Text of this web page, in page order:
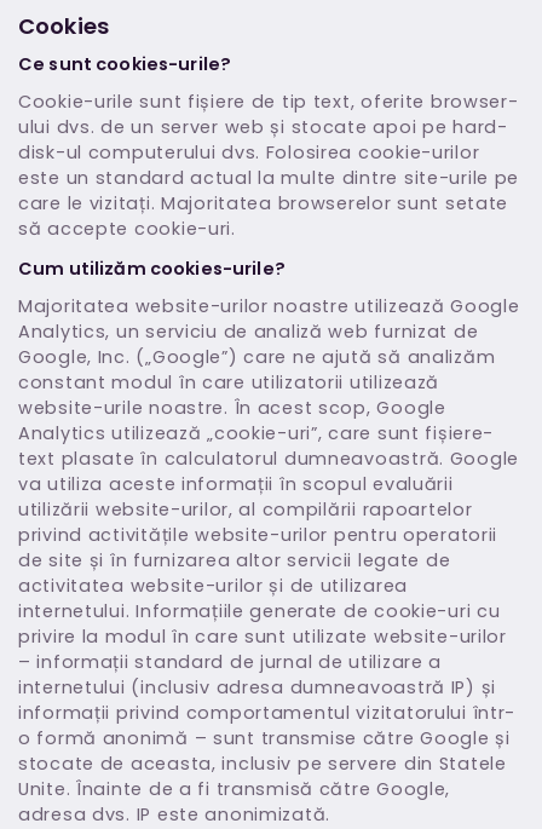
Cookies
Ce sunt cookies-urile?
Cookie-urile sunt fișiere de tip text, oferite browser-
ului dvs. de un server web și stocate apoi pe hard-
disk-ul computerului dvs. Folosirea cookie-urilor
este un standard actual la multe dintre site-urile pe
care le vizitați. Majoritatea browserelor sunt setate
să accepte cookie-uri.
Cum utilizăm cookies-urile?
Majoritatea website-urilor noastre utilizează Google
Analytics, un serviciu de analiză web furnizat de
Google, Inc. („Google”) care ne ajută să analizăm
constant modul în care utilizatorii utilizează
website-urile noastre. În acest scop, Google
Analytics utilizează „cookie-uri”, care sunt fișiere-
text plasate în calculatorul dumneavoastră. Google
va utiliza aceste informații în scopul evaluării
utilizării website-urilor, al compilării rapoartelor
privind activitățile website-urilor pentru operatorii
de site și în furnizarea altor servicii legate de
activitatea website-urilor și de utilizarea
internetului. Informațiile generate de cookie-uri cu
privire la modul în care sunt utilizate website-urilor
– informații standard de jurnal de utilizare a
internetului (inclusiv adresa dumneavoastră IP) și
informații privind comportamentul vizitatorului într-
o formă anonimă – sunt transmise către Google și
stocate de aceasta, inclusiv pe servere din Statele
Unite. Înainte de a fi transmisă către Google,
adresa dvs. IP este anonimizată.